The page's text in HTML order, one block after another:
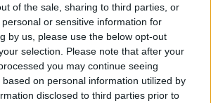
of the sale, sharing to third parties, or
or sensitive information for
by us, please use the below opt-out
selection. Please note that after your
you may continue seeing
on personal information utilized by
disclosed to third parties prior to
καλοκαίρι
πτήσεων προς τη Ρόδο
easyJet το φετινό καλοκαίρι, από τα
του Γκάτγουικ και του
χαμηλού κόστους ...